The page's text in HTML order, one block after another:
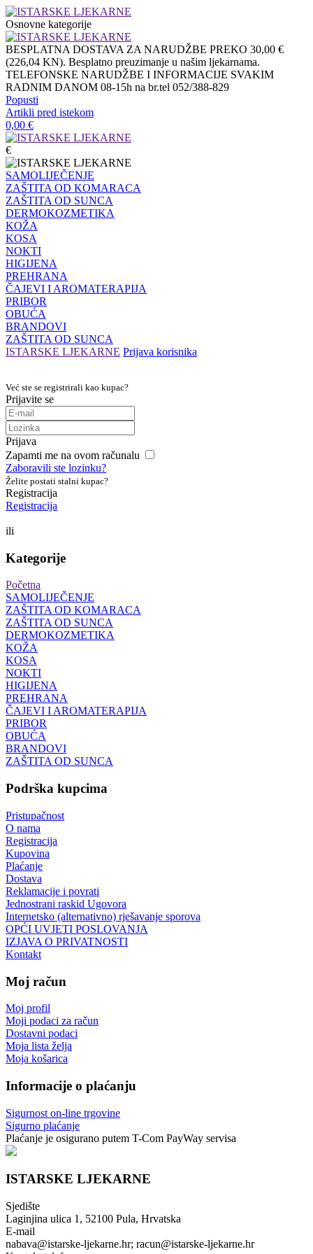
Osnovne kategorije
BESPLATNA DOSTAVA ZA NARUDŽBE PREKO 30,00 €
(226,04 KN). Besplatno preuzimanje u našim ljekarnama.
TELEFONSKE NARUDŽBE I INFORMACIJE SVAKIM
RADNIM DANOM 08-15h na br.tel 052/388-829
Popusti
Artikli pred istekom
0,00 €
€
SAMOLIJEČENJE
ZAŠTITA OD KOMARACA
ZAŠTITA OD SUNCA
DERMOKOZMETIKA
KOŽA
KOSA
NOKTI
HIGIJENA
PREHRANA
ČAJEVI I AROMATERAPIJA
PRIBOR
OBUĆA
BRANDOVI
ZAŠTITA OD SUNCA
ISTARSKE LJEKARNE Prijava korisnika
Već ste se registrirali kao kupac?
Prijavite se
Prijava
Zapamti me na ovom računalu
Zaboravili ste lozinku?
Želite postati stalni kupac?
Registracija
Registracija
ili
Kategorije
Početna
SAMOLIJEČENJE
ZAŠTITA OD KOMARACA
ZAŠTITA OD SUNCA
DERMOKOZMETIKA
KOŽA
KOSA
NOKTI
HIGIJENA
PREHRANA
ČAJEVI I AROMATERAPIJA
PRIBOR
OBUĆA
BRANDOVI
ZAŠTITA OD SUNCA
Podrška kupcima
Pristupačnost
O nama
Registracija
Kupovina
Plaćanje
Dostava
Reklamacije i povrati
Jednostrani raskid Ugovora
Internetsko (alternativno) rješavanje sporova
OPĆI UVJETI POSLOVANJA
IZJAVA O PRIVATNOSTI
Kontakt
Moj račun
Moj profil
Moji podaci za račun
Dostavni podaci
Moja lista želja
Moja košarica
Informacije o plaćanju
Sigurnost on-line trgovine
Sigurno plaćanje
Plaćanje je osigurano putem T-Com PayWay servisa
ISTARSKE LJEKARNE
Sjedište
Laginjina ulica 1, 52100 Pula, Hrvatska
E-mail
nabava@istarske-ljekarne.hr; racun@istarske-ljekarne.hr